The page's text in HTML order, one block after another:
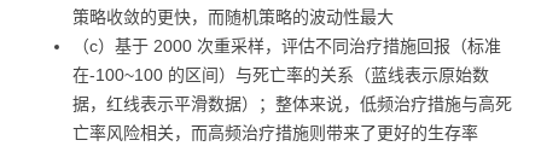
策略收敛的更快，而随机策略的波动性最大
（c）基于 2000 次重采样，评估不同治疗措施回报（标准
在-100~100 的区间）与死亡率的关系（蓝线表示原始数
据，红线表示平滑数据）；整体来说，低频治疗措施与高死
亡率风险相关，而高频治疗措施则带来了更好的生存率